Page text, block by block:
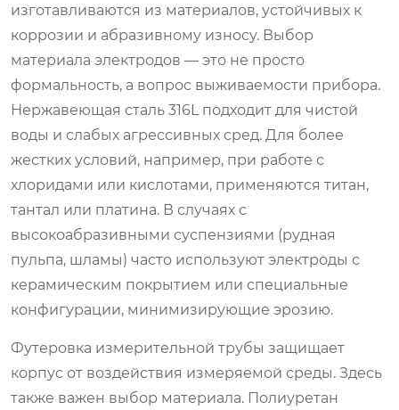
изготавливаются из материалов, устойчивых к
коррозии и абразивному износу. Выбор
материала электродов — это не просто
формальность, а вопрос выживаемости прибора.
Нержавеющая сталь 316L подходит для чистой
воды и слабых агрессивных сред. Для более
жестких условий, например, при работе с
хлоридами или кислотами, применяются титан,
тантал или платина. В случаях с
высокоабразивными суспензиями (рудная
пульпа, шламы) часто используют электроды с
керамическим покрытием или специальные
конфигурации, минимизирующие эрозию.
Футеровка измерительной трубы защищает
корпус от воздействия измеряемой среды. Здесь
также важен выбор материала. Полиуретан